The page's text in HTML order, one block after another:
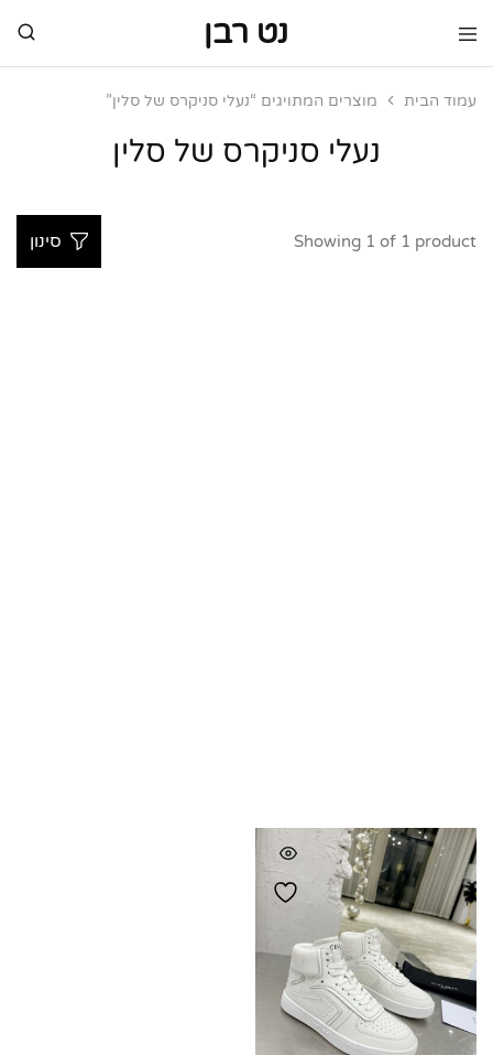
נט רבן
נט
מותגי
מותגי
עמוד הבית מוצרים המתויגים “נעלי סניקרס של סלין”
נעלי סניקרס של סלין
Showing 1 of 1 product